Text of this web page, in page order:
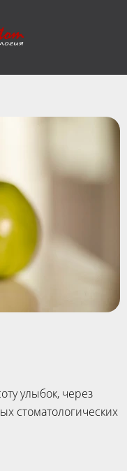
улыбок, через
стоматологических